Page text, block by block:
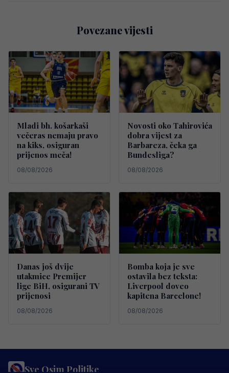
Povezane vijesti
Mladi bh. košarkaši
večeras nemaju pravo
na kiks, osiguran
prijenos meča!
08/08/2026
Novosti oko Tahirovića
dobra vijest za
Barbareza, čeka ga
Bundesliga?
08/08/2026
Danas još dvije
utakmice Premijer
lige BiH, osigurani TV
prijenosi
08/08/2026
Bomba koja je sve
ostavila bez teksta:
Liverpool doveo
kapitena Barcelone!
08/08/2026
Sve Osim Politike